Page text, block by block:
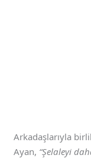
Arkadaşlarıyla
Ayan, “Şelaleyi